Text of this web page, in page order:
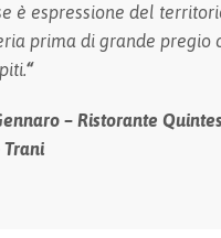
è espressione del
prima di grande pregio
“
– Ristorante